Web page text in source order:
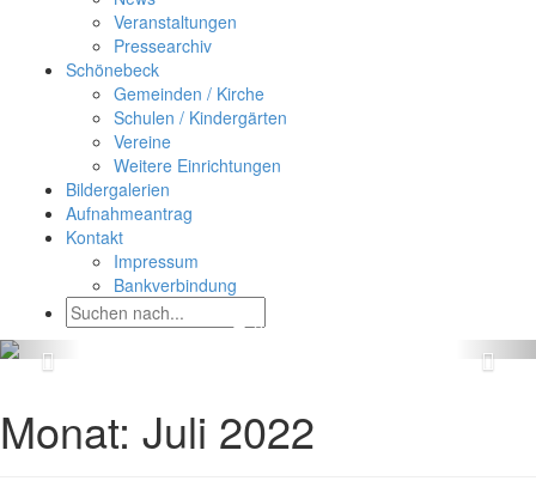
Veranstaltungen
Pressearchiv
Schönebeck
Gemeinden / Kirche
Schulen / Kindergärten
Vereine
Weitere Einrichtungen
Bildergalerien
Aufnahmeantrag
Kontakt
Impressum
Bankverbindung
Monat: Juli 2022